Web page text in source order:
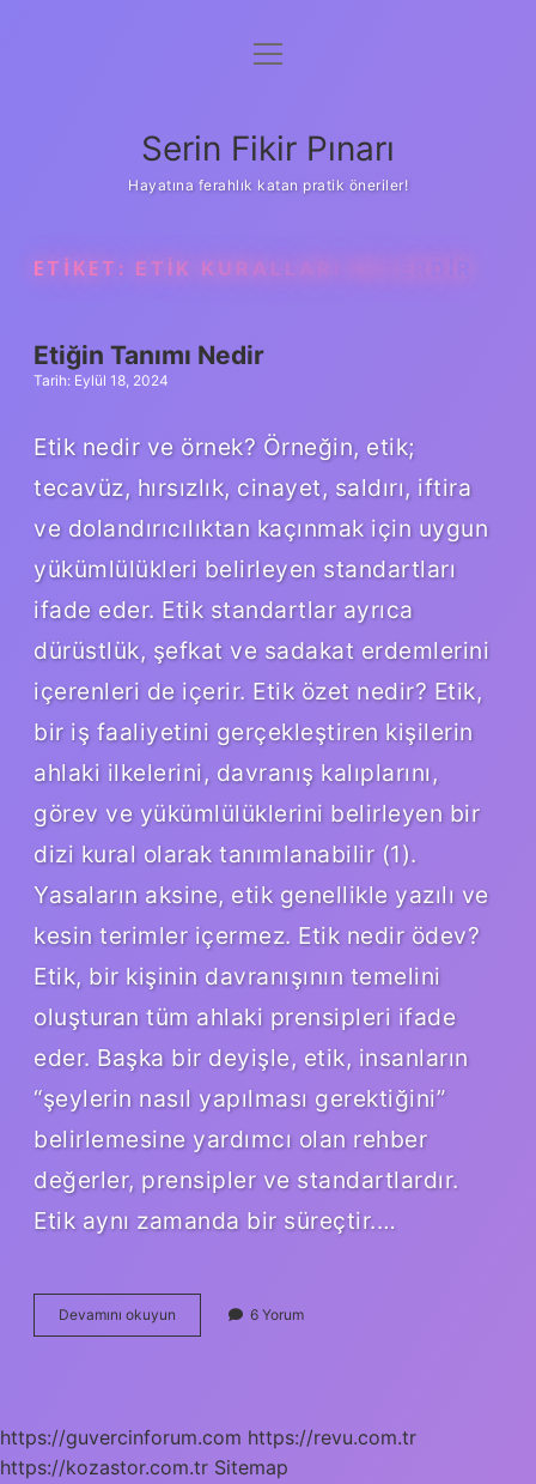
Gizlilik Politikası
Yasal Uyarı
menüyü
Serin Fikir Pınarı
Hayatına ferahlık katan pratik öneriler!
ETIKET: ETIK KURALLARI NELERDIR
Etiğin Tanımı Nedir
Tarih: Eylül 18, 2024
Etik nedir ve örnek? Örneğin, etik;
tecavüz, hırsızlık, cinayet, saldırı, iftira
ve dolandırıcılıktan kaçınmak için uygun
yükümlülükleri belirleyen standartları
ifade eder. Etik standartlar ayrıca
dürüstlük, şefkat ve sadakat erdemlerini
içerenleri de içerir. Etik özet nedir? Etik,
bir iş faaliyetini gerçekleştiren kişilerin
ahlaki ilkelerini, davranış kalıplarını,
görev ve yükümlülüklerini belirleyen bir
dizi kural olarak tanımlanabilir (1).
Yasaların aksine, etik genellikle yazılı ve
kesin terimler içermez. Etik nedir ödev?
Etik, bir kişinin davranışının temelini
oluşturan tüm ahlaki prensipleri ifade
eder. Başka bir deyişle, etik, insanların
“şeylerin nasıl yapılması gerektiğini”
belirlemesine yardımcı olan rehber
değerler, prensipler ve standartlardır.
Etik aynı zamanda bir süreçtir.…
Devamını okuyun
Tanımı
6 Yorum
https://guvercinforum.com https://revu.com.tr
https://kozastor.com.tr Sitemap